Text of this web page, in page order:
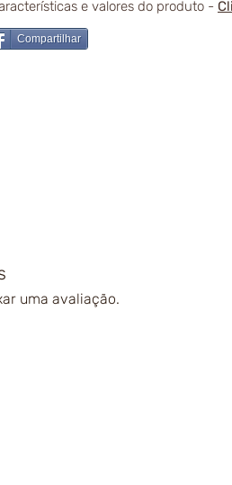
uma avaliação.
e valores do produto -
Compartilhar